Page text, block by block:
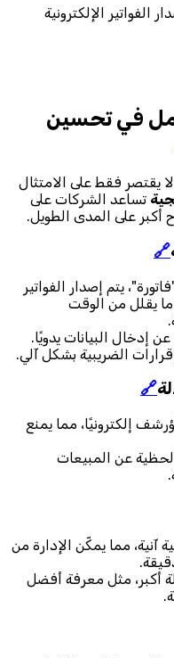
الفواتير الإلكترونية
في تحسين
لا يقتصر فقط على الامتثال
تساعد الشركات على
أكبر على المدى الطويل.
🔗
يتم إصدار الفواتير
يقلل من الوقت
إدخال البيانات يدويًا.
الضريبية بشكل آلي.
🔗
إلكترونيًا، مما يمنع
لحظية عن المبيعات
آنية، مما يمكّن الإدارة من
أكبر، مثل معرفة أفضل